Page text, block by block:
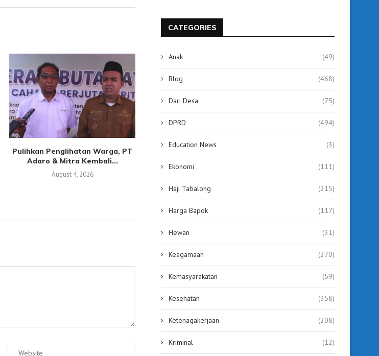
Pulihkan Penglihatan Warga, PT
Adaro & Mitra Kembali...
August 4, 2026
Bupati Tabalong
CATEGORIES
Anak (49)
Blog (468)
Dari Desa (75)
DPRD (494)
Education News (3)
Ekonomi (111)
Haji Tabalong (215)
Harga Bapok (117)
Hewan (31)
Keagamaan (270)
Kemasyarakatan (59)
Kesehatan (358)
Ketenagakerjaan (208)
Kriminal (12)